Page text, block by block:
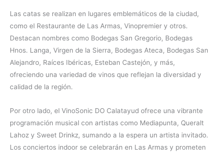
Las catas se realizan en lugares emblemáticos de la ciudad,
como el Restaurante de Las Armas, Vinopremier y otros.
Destacan nombres como Bodegas San Gregorio, Bodegas
Hnos. Langa, Virgen de la Sierra, Bodegas Ateca, Bodegas San
Alejandro, Raíces Ibéricas, Esteban Castejón, y más,
ofreciendo una variedad de vinos que reflejan la diversidad y
calidad de la región.
Por otro lado, el VinoSonic DO Calatayud ofrece una vibrante
programación musical con artistas como Mediapunta, Queralt
Lahoz y Sweet Drinkz, sumando a la espera un artista invitado.
Los conciertos indoor se celebrarán en Las Armas y prometen